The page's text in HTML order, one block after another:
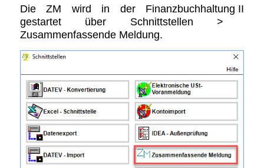
Die ZM wird in der Finanzbuchhaltung II
gestartet über Schnittstellen >
Zusammenfassende Meldung.